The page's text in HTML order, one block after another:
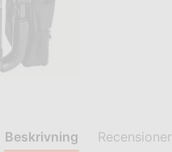
Beskrivning Recensioner